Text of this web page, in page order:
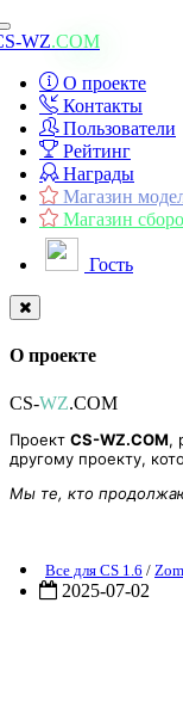
Toggle
navigation
WZ.COM
О проекте
Контакты
Пользователи
Рейтинг
Награды
Магазин
Магазин
Гость
О проекте
CS-WZ.COM
Проект CS-WZ.COM,
другому проекту,
Мы те, кто
Все для CS 1.6 /
2025-07-02